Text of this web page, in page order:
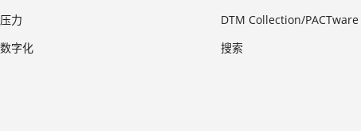
压力
数字化
DTM Collection/PACTware
搜索